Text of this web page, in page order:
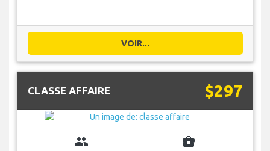
VOIR...
CLASSE AFFAIRE $297
group business_center